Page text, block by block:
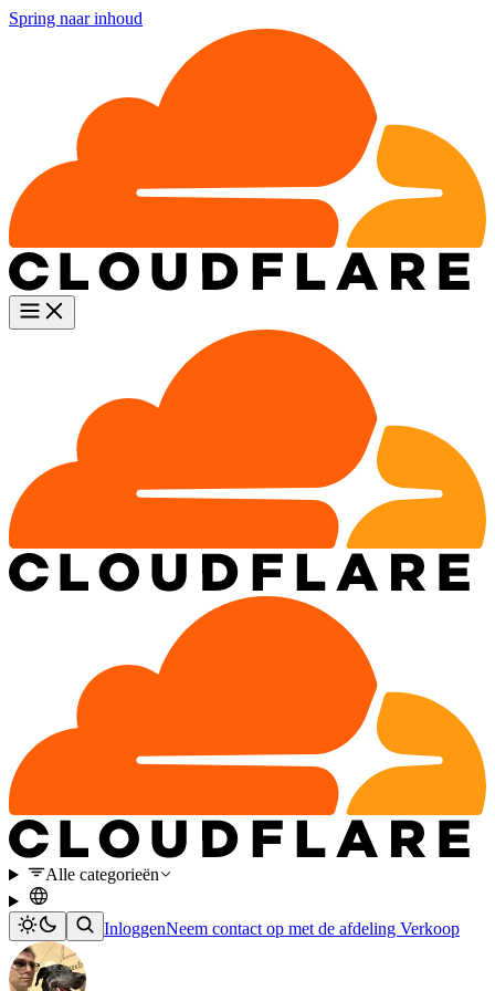
Spring naar inhoud
Alle categorieën
InloggenNeem contact op met de afdeling Verkoop